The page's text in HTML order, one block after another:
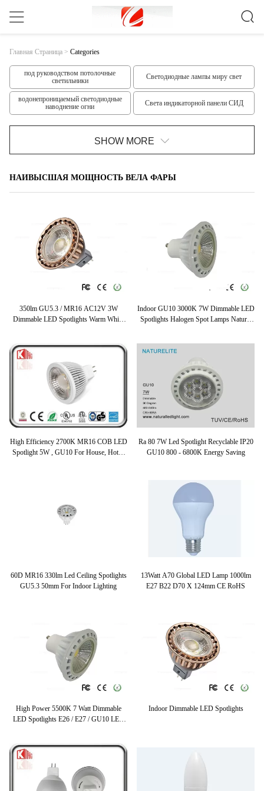
Главная Страница > Categories
под руководством потолочные
светильники
Светодиодные лампы миру свет
водонепроницаемый светодиодные
наводнение огни
Света индикаторной панели СИД
T5 СИД Наборы света прокладки СИД
Света прокладки СИД низшего
Наивысшая мощность вела фары
Светодиодные лампы свет пятна
наружные светодиодные огни
наводнения
Крытый светодиодные лампочки
SHOW MORE
НАИВЫСШАЯ МОЩНОСТЬ ВЕЛА ФАРЫ
350lm GU5.3 / MR16 AC12V 3W
Dimmable LED Spotlights Warm White
Indoor GU10 3000K 7W Dimmable LED
Spotlights Halogen Spot Lamps Natural
High Efficiency 2700K MR16 COB LED
Spotlight 5W , GU10 For House, Hotel,
Ra 80 7W Led Spotlight Recyclable IP20
GU10 800 - 6800K Energy Saving
60D MR16 330lm Led Ceiling Spotlights
GU5.3 50mm For Indoor Lighting
13Watt A70 Global LED Lamp 1000lm
E27 B22 D70 X 124mm CE RoHS
High Power 5500K 7 Watt Dimmable
LED Spotlights E26 / E27 / GU10 LED
Indoor Dimmable LED Spotlights